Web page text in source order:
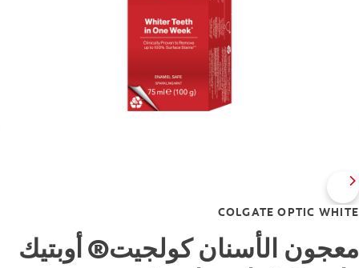
COLGATE OPTIC WHITE
معجون الأسنان كولجيت® أوبتيك